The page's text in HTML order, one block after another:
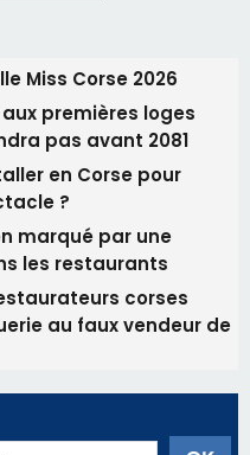
Miss Corse 2026
aux premières loges
pas avant 2081
en Corse pour
?
marqué par une
les restaurants
corses
au faux vendeur de